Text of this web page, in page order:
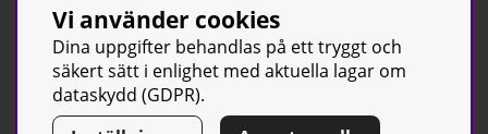
Vi använder cookies
Dina uppgifter behandlas på ett tryggt och
säkert sätt i enlighet med aktuella lagar om
dataskydd (GDPR).